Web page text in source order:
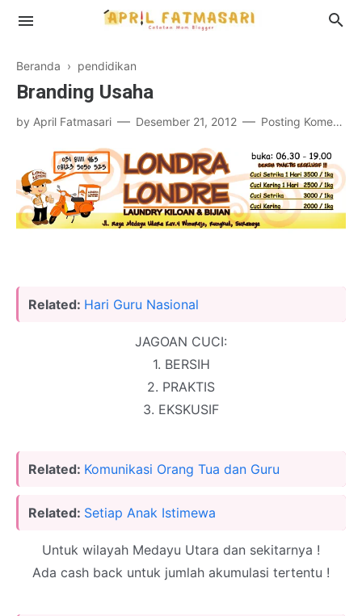
Profil
Disclosure
Beranda › pendidikan
Branding Usaha
by April Fatmasari Desember 21, 2012 Posting Komentar
Related: Hari Guru Nasional
JAGOAN CUCI:
1. BERSIH
2. PRAKTIS
3. EKSKUSIF
Related: Komunikasi Orang Tua dan Guru
Related: Setiap Anak Istimewa
Untuk wilayah Medayu Utara dan sekitarnya !
Ada cash back untuk jumlah akumulasi tertentu !